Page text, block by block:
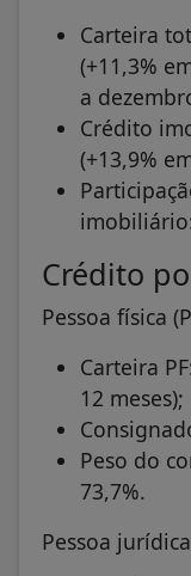
Carteira
(+11,3%
a
Crédito
(+13,9%
Crédito
Pessoa física
Carteira
12 meses);
Peso do
73,7%.
Pessoa jurídica